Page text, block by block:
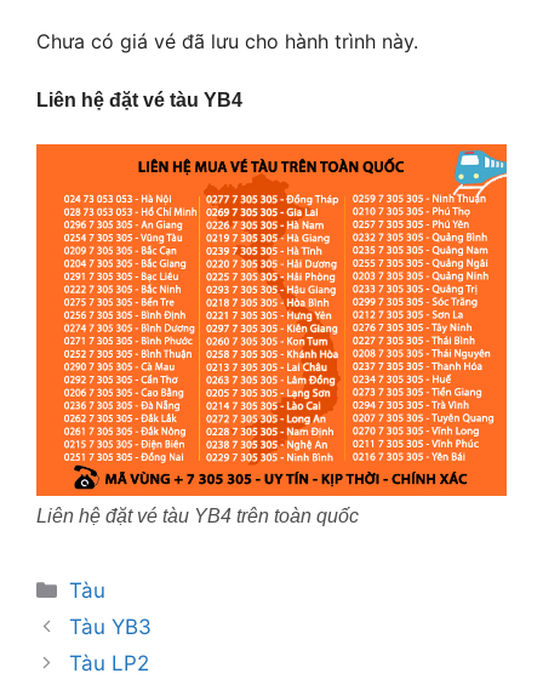
Chưa có giá vé đã lưu cho hành trình này.
Liên hệ đặt vé tàu YB4
Liên hệ đặt vé tàu YB4 trên toàn quốc
Danh
mục
Tàu
Tàu YB3
Tàu LP2